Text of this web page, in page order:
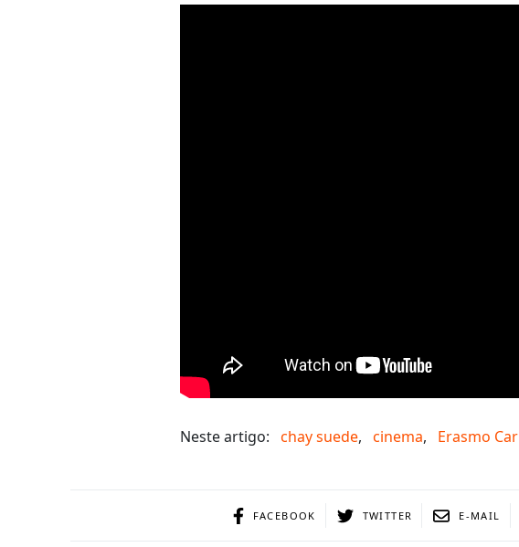
Neste artigo: chay suede, cinema, Erasmo
FACEBOOK TWITTER E-MAIL